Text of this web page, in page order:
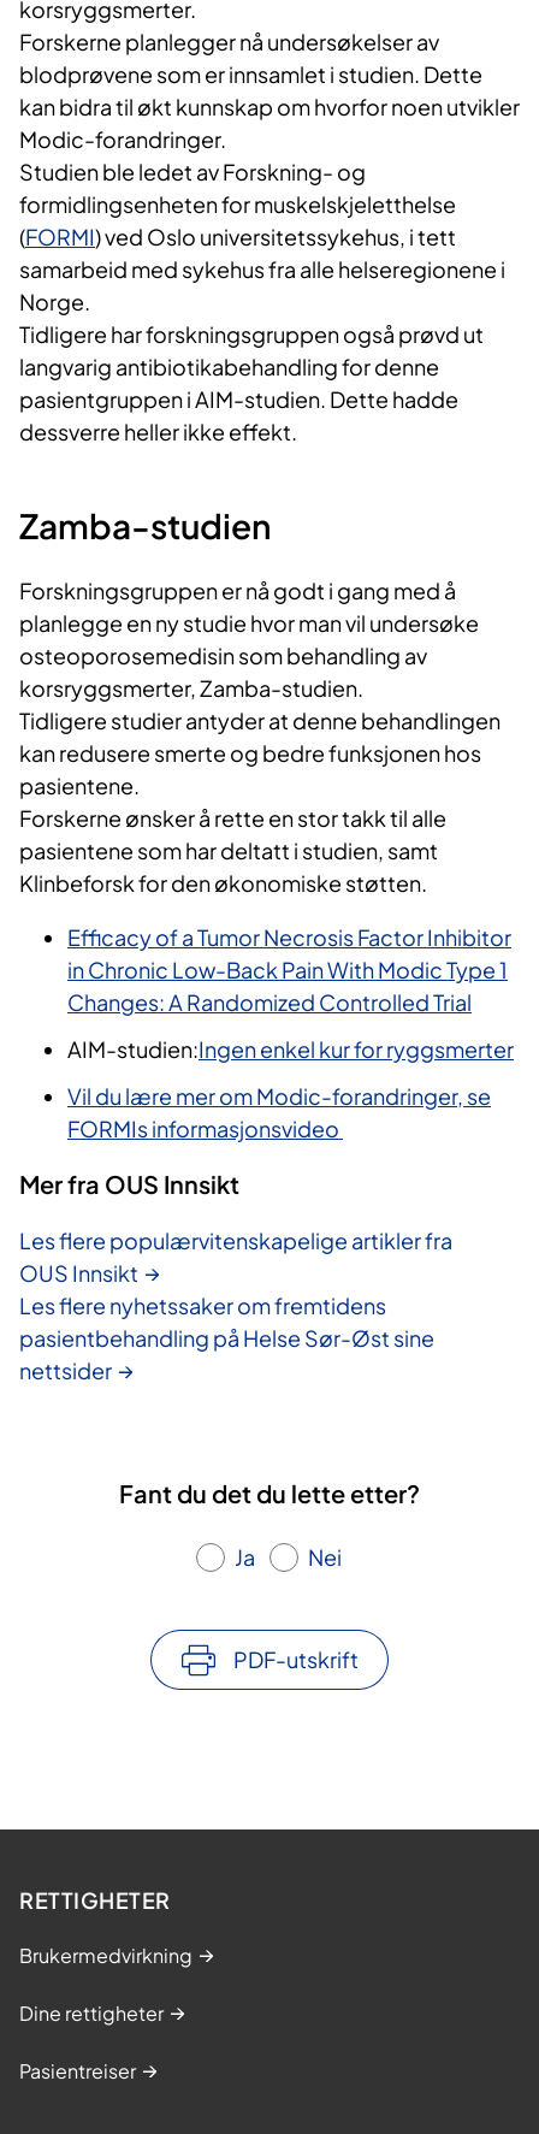
korsryggsmerter.
Forskerne planlegger nå undersøkelser av
blodprøvene som er innsamlet i studien. Dette
kan bidra til økt kunnskap om hvorfor noen utvikler
Modic-forandringer.
Studien ble ledet av Forskning- og
formidlingsenheten for muskelskjeletthelse
(FORMI) ved Oslo universitetssykehus, i tett
samarbeid med sykehus fra alle helseregionene i
Norge.
Tidligere har forskningsgruppen også prøvd ut
langvarig antibiotikabehandling for denne
pasientgruppen i AIM-studien. Dette hadde
dessverre heller ikke effekt.
Zamba-studien
Forskningsgruppen er nå godt i gang med å
planlegge en ny studie hvor man vil undersøke
osteoporosemedisin som behandling av
korsryggsmerter, Zamba-studien.
Tidligere studier antyder at denne behandlingen
kan redusere smerte og bedre funksjonen hos
pasientene.
Forskerne ønsker å rette en stor takk til alle
pasientene som har deltatt i studien, samt
Klinbeforsk for den økonomiske støtten.
Efficacy of a Tumor Necrosis Factor Inhibitor
in Chronic Low-Back Pain With Modic Type 1
Changes: A Randomized Controlled Trial
AIM-studien:Ingen enkel kur for ryggsmerter
Vil du lære mer om Modic-forandringer, se
FORMIs informasjonsvideo
Mer fra OUS Innsikt
Les flere populærvitenskapelige artikler fra
OUS Innsikt
Les flere nyhetssaker om fremtidens
pasientbehandling på Helse Sør-Øst sine
nettsider
Fant du det du lette etter?
Ja Nei
PDF-utskrift
RETTIGHETER
Brukermedvirkning
Dine rettigheter
Pasientreiser